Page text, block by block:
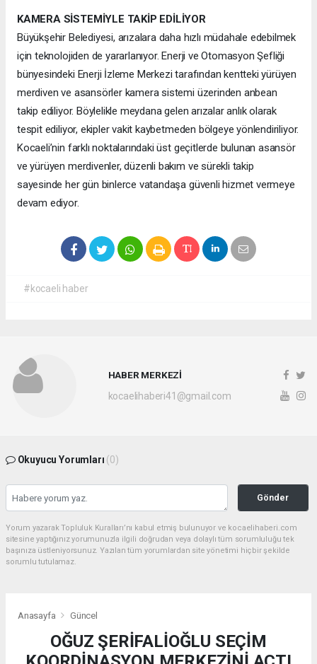
KAMERA SİSTEMİYLE TAKİP EDİLİYOR
Büyükşehir Belediyesi, arızalara daha hızlı müdahale edebilmek
için teknolojiden de yararlanıyor. Enerji ve Otomasyon Şefliği
bünyesindeki Enerji İzleme Merkezi tarafından kentteki yürüyen
merdiven ve asansörler kamera sistemi üzerinden anbean
takip ediliyor. Böylelikle meydana gelen arızalar anlık olarak
tespit ediliyor, ekipler vakit kaybetmeden bölgeye yönlendiriliyor.
Kocaeli’nin farklı noktalarındaki üst geçitlerde bulunan asansör
ve yürüyen merdivenler, düzenli bakım ve sürekli takip
sayesinde her gün binlerce vatandaşa güvenli hizmet vermeye
devam ediyor.
#kocaeli haber
HABER MERKEZİ
kocaelihaberi41@gmail.com
Okuyucu Yorumları (0)
Gönder
Yorum yazarak Topluluk Kuralları’nı kabul etmiş bulunuyor ve kocaelihaberi.com
sitesine yaptığınız yorumunuzla ilgili doğrudan veya dolaylı tüm sorumluluğu tek
başınıza üstleniyorsunuz. Yazılan tüm yorumlardan site yönetimi hiçbir şekilde
sorumlu tutulamaz.
Anasayfa Güncel
OĞUZ ŞERİFALİOĞLU SEÇİM